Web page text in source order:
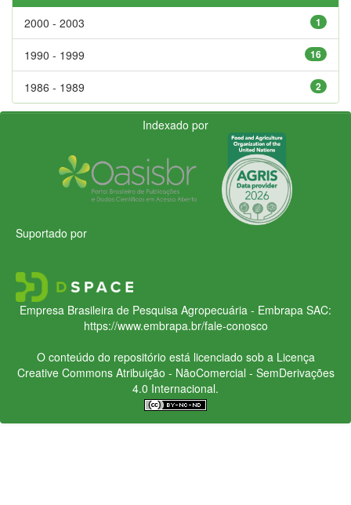
1
2000 - 2003
16
1990 - 1999
2
1986 - 1989
Indexado por
Suportado por
Empresa Brasileira de Pesquisa Agropecuária - Embrapa SAC:
https://www.embrapa.br/fale-conosco
O conteúdo do repositório está licenciado sob a Licença
Creative CommonsAtribuição - NãoComercial - SemDerivações
4.0 Internacional.